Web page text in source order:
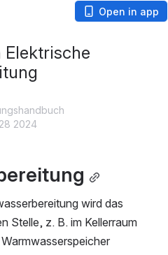
Open in app
2024
wird das
Stelle, z. B. im Kellerraum